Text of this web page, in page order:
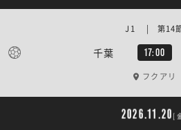
千葉 17:00
J1 | 第14
フクアリ
2026.11.20 [